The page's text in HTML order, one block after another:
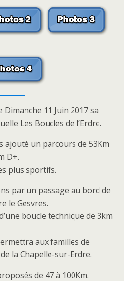
Dimanche 11 Juin 2017 sa
Les Boucles de l’Erdre.
ajouté un parcours de 53Km
D+.
plus sportifs.
par un passage au bord de
le Gesvres.
boucle technique de 3km
aux familles de
la Chapelle-sur-Erdre.
de 47 à 100Km.